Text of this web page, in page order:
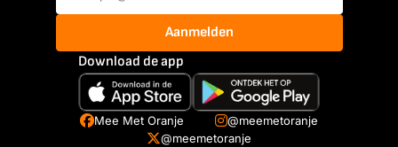
Aanmelden
Download de app
Mee Met Oranje
@meemetoranje
@meemetoranje